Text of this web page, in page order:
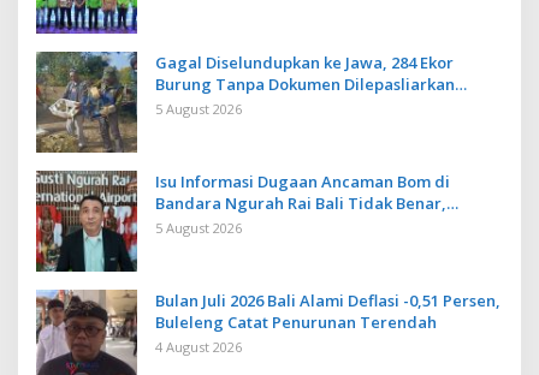
Gagal Diselundupkan ke Jawa, 284 Ekor
Burung Tanpa Dokumen Dilepasliarkan
Cegah Ancaman Penyakit
5 August 2026
Isu Informasi Dugaan Ancaman Bom di
Bandara Ngurah Rai Bali Tidak Benar,
Operasional Penerbangan Lancar
5 August 2026
Bulan Juli 2026 Bali Alami Deflasi -0,51 Persen,
Buleleng Catat Penurunan Terendah
4 August 2026